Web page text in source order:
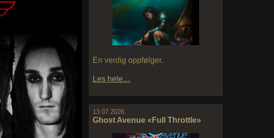
En verdig oppfølger.
Les hele…
13.07.2026:
Ghost Avenue «Full Throttle»